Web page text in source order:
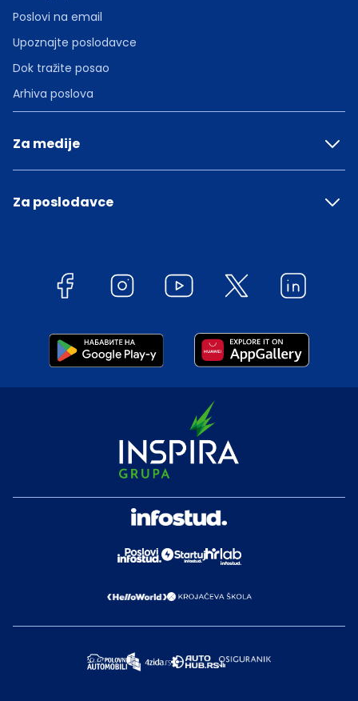
Poslovi na email
Upoznajte poslodavce
Dok tražite posao
Arhiva poslova
Za medije
Za poslodavce